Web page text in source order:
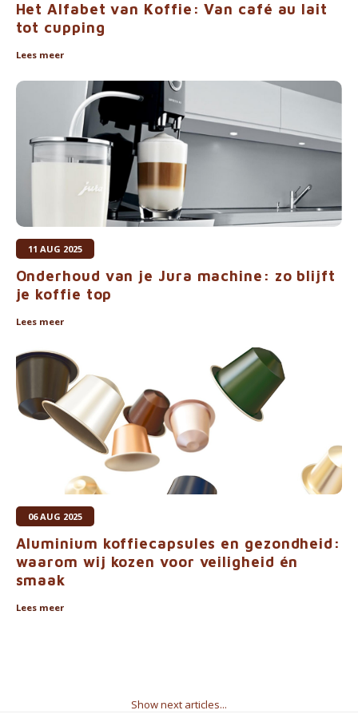
Het Alfabet van Koffie: Van café au lait
tot cupping
Lees meer
11 AUG 2025
Onderhoud van je Jura machine: zo blijft
je koffie top
Lees meer
06 AUG 2025
Aluminium koffiecapsules en gezondheid:
waarom wij kozen voor veiligheid én
smaak
Lees meer
Show next articles...